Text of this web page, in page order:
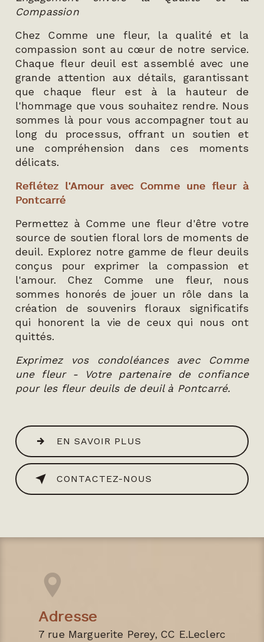
Compassion
Chez Comme une fleur, la qualité et la
compassion sont au cœur de notre service.
Chaque fleur deuil est assemblé avec une
grande attention aux détails, garantissant
que chaque fleur est à la hauteur de
l'hommage que vous souhaitez rendre. Nous
sommes là pour vous accompagner tout au
long du processus, offrant un soutien et
une compréhension dans ces moments
délicats.
Reflétez l'Amour avec Comme une fleur à
Pontcarré
Permettez à Comme une fleur d'être votre
source de soutien floral lors de moments de
deuil. Explorez notre gamme de fleur deuils
conçus pour exprimer la compassion et
l'amour. Chez Comme une fleur, nous
sommes honorés de jouer un rôle dans la
création de souvenirs floraux significatifs
qui honorent la vie de ceux qui nous ont
quittés.
Exprimez vos condoléances avec Comme
une fleur - Votre partenaire de confiance
pour les fleur deuils de deuil à Pontcarré.
EN SAVOIR PLUS
CONTACTEZ-NOUS
Adresse
7 rue Marguerite Perey, CC E.Leclerc